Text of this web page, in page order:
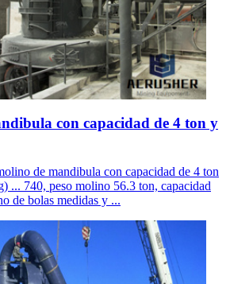
con capacidad de 4 ton y
de mandibula con capacidad de 4 ton
... 740, peso molino 56.3 ton, capacidad
de bolas medidas y ...